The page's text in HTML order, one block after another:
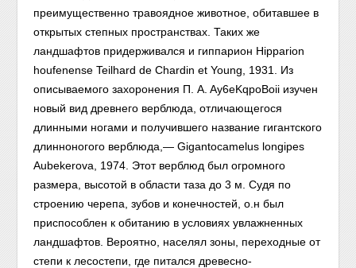
преимущественно травоядное животное, обитавшее в
открытых степных пространствах. Таких же
ландшафтов придерживался и гиппарион Hipparion
houfenense Teilhard de Chardin et Young, 1931. Из
описываемого захоронения П. A. Ay6eKqpoBoii изучен
новый вид древнего верблюда, отличающегося
длинными ногами и получившего название гигантского
длинноногого верблюда,— Gigantocamelus longipes
Aubekerova, 1974. Этот верблюд был огромного
размера, высотой в области таза до 3 м. Судя по
строению черепа, зубов и конечностей, о.н был
приспособлен к обитанию в условиях увлажненных
ландшафтов. Вероятно, населял зоны, переходные от
степи к лесостепи, где питался древесно-